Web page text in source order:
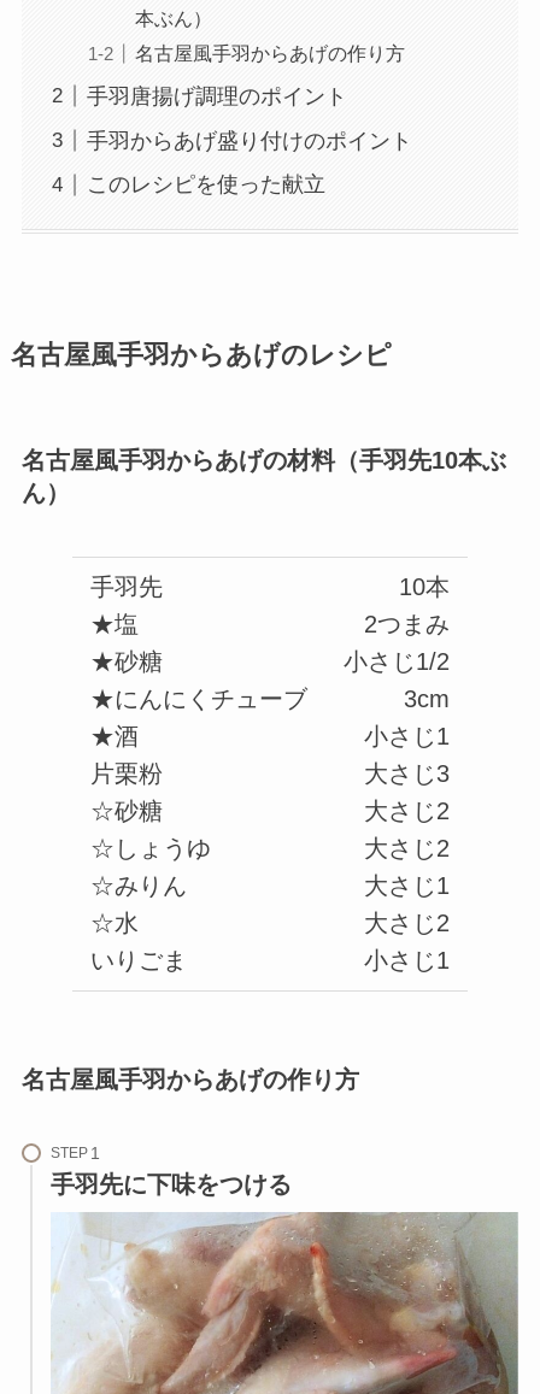
本ぶん）
名古屋風手羽からあげの作り方
手羽唐揚げ調理のポイント
手羽からあげ盛り付けのポイント
このレシピを使った献立
名古屋風手羽からあげのレシピ
名古屋風手羽からあげの材料（手羽先10本ぶ
ん）
手羽先
★塩
★砂糖
★にんにくチューブ
★酒
片栗粉
☆砂糖
☆しょうゆ
☆みりん
☆水
いりごま
10本
2つまみ
小さじ1/2
3cm
小さじ1
大さじ3
大さじ2
大さじ2
大さじ1
大さじ2
小さじ1
名古屋風手羽からあげの作り方
STEP
手羽先に下味をつける